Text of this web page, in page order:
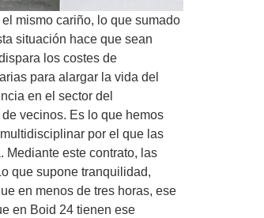
mismo cariño, lo que sumado
situación hace que sean
los costes de
para alargar la vida del
en el sector del
vecinos. Es lo que hemos
por el que las
Mediante este contrato, las
que supone tranquilidad,
en menos de tres horas, ese
en Boid 24 tienen ese